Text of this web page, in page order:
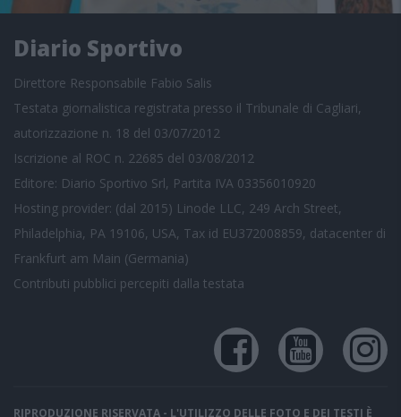
Diario Sportivo
Direttore Responsabile Fabio Salis
Testata giornalistica registrata presso il Tribunale di Cagliari,
autorizzazione n. 18 del 03/07/2012
Iscrizione al ROC n. 22685 del 03/08/2012
Editore: Diario Sportivo Srl, Partita IVA 03356010920
Hosting provider: (dal 2015) Linode LLC, 249 Arch Street,
Philadelphia, PA 19106, USA, Tax id EU372008859, datacenter di
Frankfurt am Main (Germania)
Contributi pubblici percepiti dalla testata
RIPRODUZIONE RISERVATA - L'UTILIZZO DELLE FOTO E DEI TESTI È